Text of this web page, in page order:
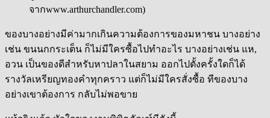
จากwww.arthurchandler.com)
ของบางอย่างมีค่ามากเกินความต้องการของมหาชน บางอย่าง
เช่น ขนนกกระเต็น ก็ไม่มีใครซื้อไปทำอะไร บางอย่างเช่น แห,
อวน เป็นของดีสำหรับหาปลาในสยาม ออกไปตั้งครั้งใดก็ได้
รางวัลเหรียญทองคำทุกคราว แต่ก็ไม่มีใครสั่งซื้อ ทีของบาง
อย่างเขาต้องการ กลับไม่พอขาย